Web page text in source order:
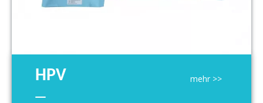
HPV mehr >>